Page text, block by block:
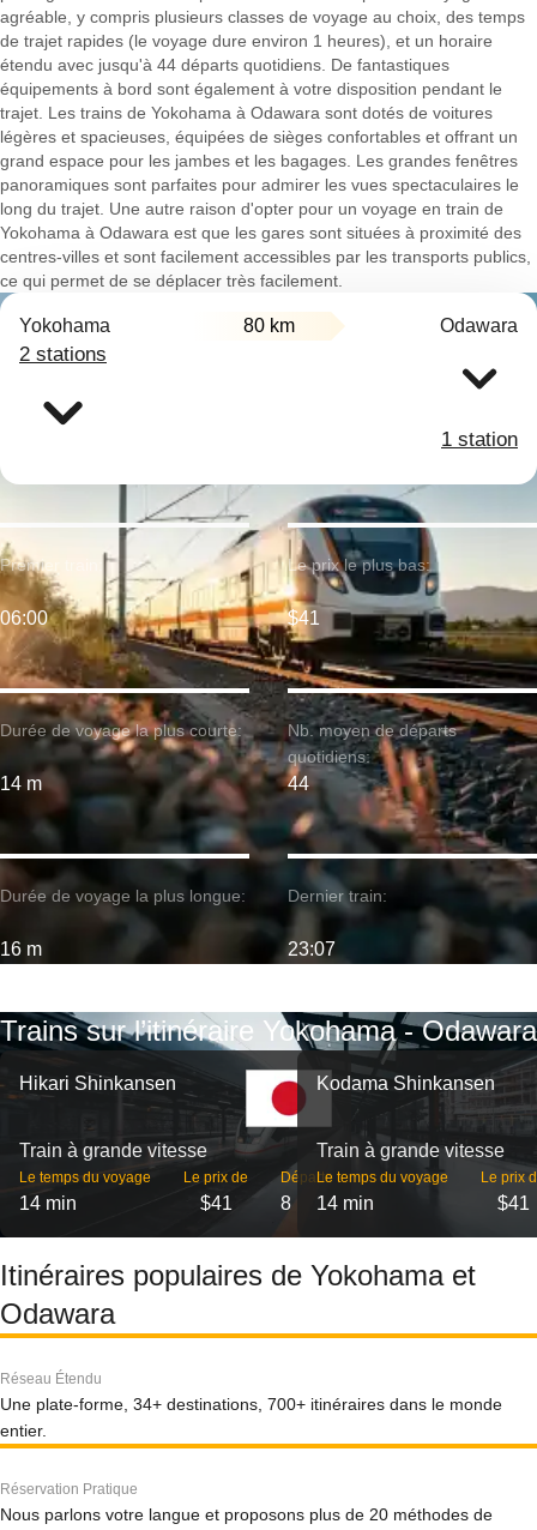
agréable, y compris plusieurs classes de voyage au choix, des temps
de trajet rapides (le voyage dure environ 1 heures), et un horaire
étendu avec jusqu'à 44 départs quotidiens. De fantastiques
équipements à bord sont également à votre disposition pendant le
trajet. Les trains de Yokohama à Odawara sont dotés de voitures
légères et spacieuses, équipées de sièges confortables et offrant un
grand espace pour les jambes et les bagages. Les grandes fenêtres
panoramiques sont parfaites pour admirer les vues spectaculaires le
long du trajet. Une autre raison d'opter pour un voyage en train de
Yokohama à Odawara est que les gares sont situées à proximité des
centres-villes et sont facilement accessibles par les transports publics,
ce qui permet de se déplacer très facilement.
Yokohama 80 km Odawara
2 stations
1 station
Durée de voyage la plus courte:
14 m
Premier train:
06:00
Durée de voyage la plus longue:
16 m
Le prix le plus bas:
$41
Nb. moyen de départs
quotidiens:
44
Dernier train:
23:07
Trains sur l’itinéraire Yokohama - Odawara
Hikari Shinkansen
Train à grande vitesse
Le temps du voyage
14 min
Le prix de
$41
Départs
8
Kodama Shinkansen
Train à grande vitesse
Le temps du voyage
14 min
Le prix
$41
Itinéraires populaires de Yokohama et
Odawara
Réseau Étendu
Une plate-forme, 34+ destinations, 700+ itinéraires dans le monde
entier.
Réservation Pratique
Nous parlons votre langue et proposons plus de 20 méthodes de